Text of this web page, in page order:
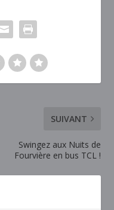
SUIVANT
Swingez aux Nuits de
Fourvière en bus TCL !